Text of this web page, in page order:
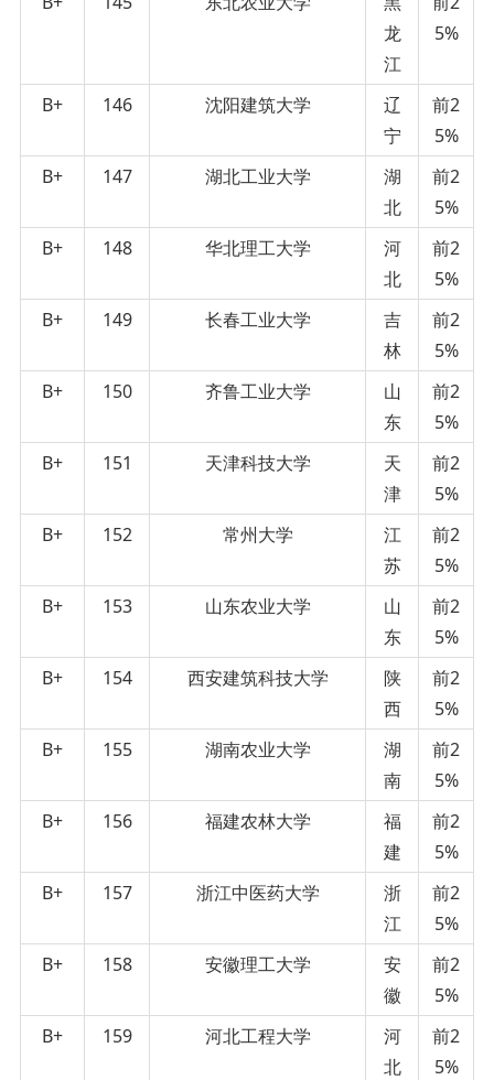
龙
江
5%
B+ 146 沈阳建筑大学
辽
宁
前2
5%
B+
147 湖北工业大学
湖
北
前2
5%
B+
148 华北理工大学
河
北
前2
5%
B+
149 长春工业大学
吉
林
前2
5%
B+
150 齐鲁工业大学
山
东
前2
5%
B+
151 天津科技大学
天
津
前2
5%
B+
152 常州大学
江
苏
前2
5%
B+
153 山东农业大学
山
东
前2
5%
B+
154 西安建筑科技大学
陕
西
前2
5%
B+
155 湖南农业大学
湖
南
前2
5%
B+
156 福建农林大学
福
建
前2
5%
B+
157 浙江中医药大学
浙
江
前2
5%
B+
158 安徽理工大学
安
徽
前2
5%
B+
159 河北工程大学
河
北
前2
5%